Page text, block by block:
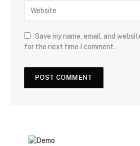
Save my name, email, and
for the next time I comment.